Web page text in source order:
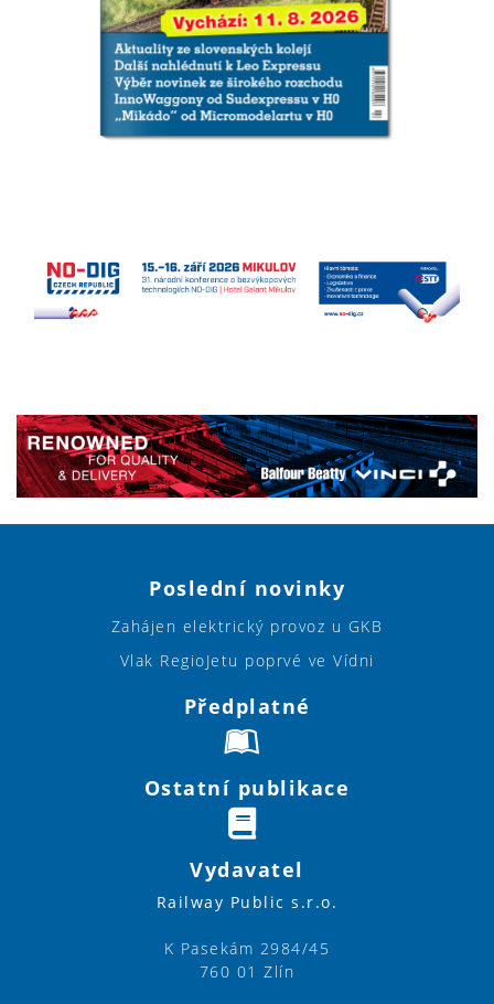
Poslední novinky
Zahájen elektrický provoz u GKB
Vlak RegioJetu poprvé ve Vídni
Předplatné
Ostatní publikace
Vydavatel
Railway Public s.r.o.
K Pasekám 2984/45
760 01 Zlín